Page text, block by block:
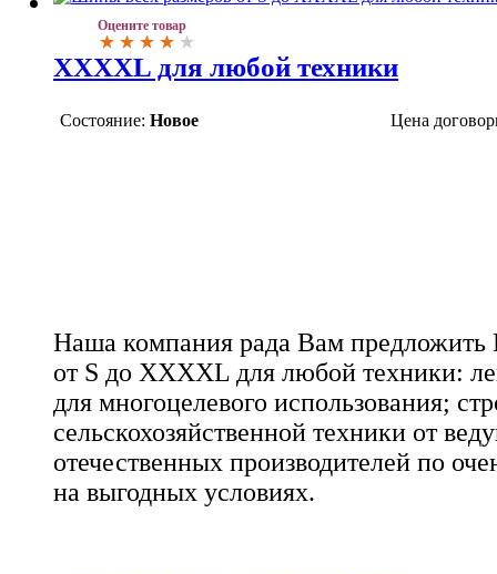
Оцените товар
XXXXL для любой техники
Состояние: Новое Цена
Наша компания рада Вам
от S до XXXXL для любой техники:
для многоцелевого использования;
сельскохозяйственной техники от
отечественных производителей по
на выгодных условиях.